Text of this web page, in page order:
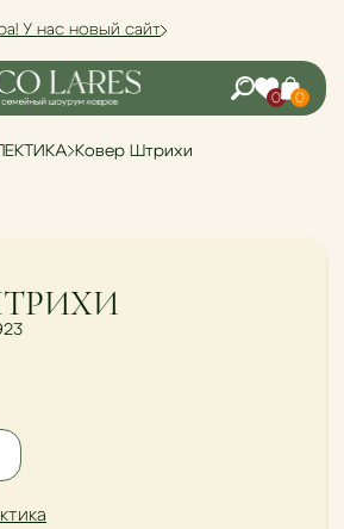
У нас новый сайт
0 0
Ковер Штрихи